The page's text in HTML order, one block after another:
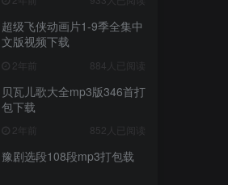
超级飞侠动画片1-9季全集中
文版视频下载
2年前 884人已阅读
贝瓦儿歌大全mp3版346首打
包下载
2年前 852人已阅读
豫剧选段108段mp3打包载